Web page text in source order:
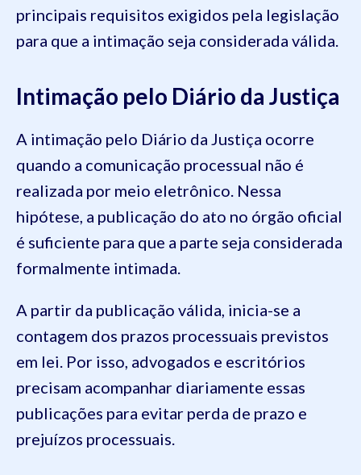
principais requisitos exigidos pela legislação
para que a intimação seja considerada válida.
Intimação pelo Diário da Justiça
A intimação pelo Diário da Justiça ocorre
quando a comunicação processual não é
realizada por meio eletrônico. Nessa
hipótese, a publicação do ato no órgão oficial
é suficiente para que a parte seja considerada
formalmente intimada.
A partir da publicação válida, inicia-se a
contagem dos prazos processuais previstos
em lei. Por isso, advogados e escritórios
precisam acompanhar diariamente essas
publicações para evitar perda de prazo e
prejuízos processuais.